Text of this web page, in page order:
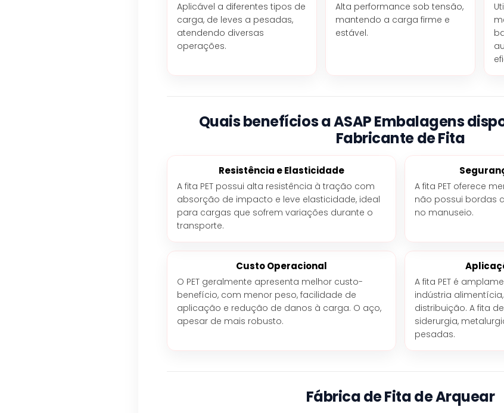
Aplicável a diferentes tipos de
carga, de leves a pesadas,
atendendo diversas
operações.
Alta performance sob tensão,
mantendo a carga firme e
estável.
Quais benefícios a ASAP Embalagens
Fabricante de Fita
Resistência e Elasticidade
A fita PET possui alta resistência à tração com
absorção de impacto e leve elasticidade, ideal
para cargas que sofrem variações durante o
transporte.
A fita PET oferece
não possui bordas
no manuseio.
Custo Operacional
O PET geralmente apresenta melhor custo-
benefício, com menor peso, facilidade de
aplicação e redução de danos à carga. O aço,
apesar de mais robusto.
A fita PET é
indústria
distribuição. A fita
siderurgia,
pesadas.
Fábrica de Fita de Arquear